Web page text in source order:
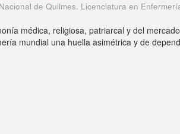
de Quilmes. Licenciatura en
médica, religiosa, patriarcal y del
mundial una huella asimétrica y de